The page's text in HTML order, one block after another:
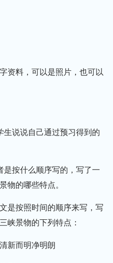
资料，可以是照片，也可以
生说说自己通过预习得到的
是按什么顺序写的，写了一
物的哪些特点。
是按照时间的顺序来写，写
峡景物的下列特点：
新而明净明朗